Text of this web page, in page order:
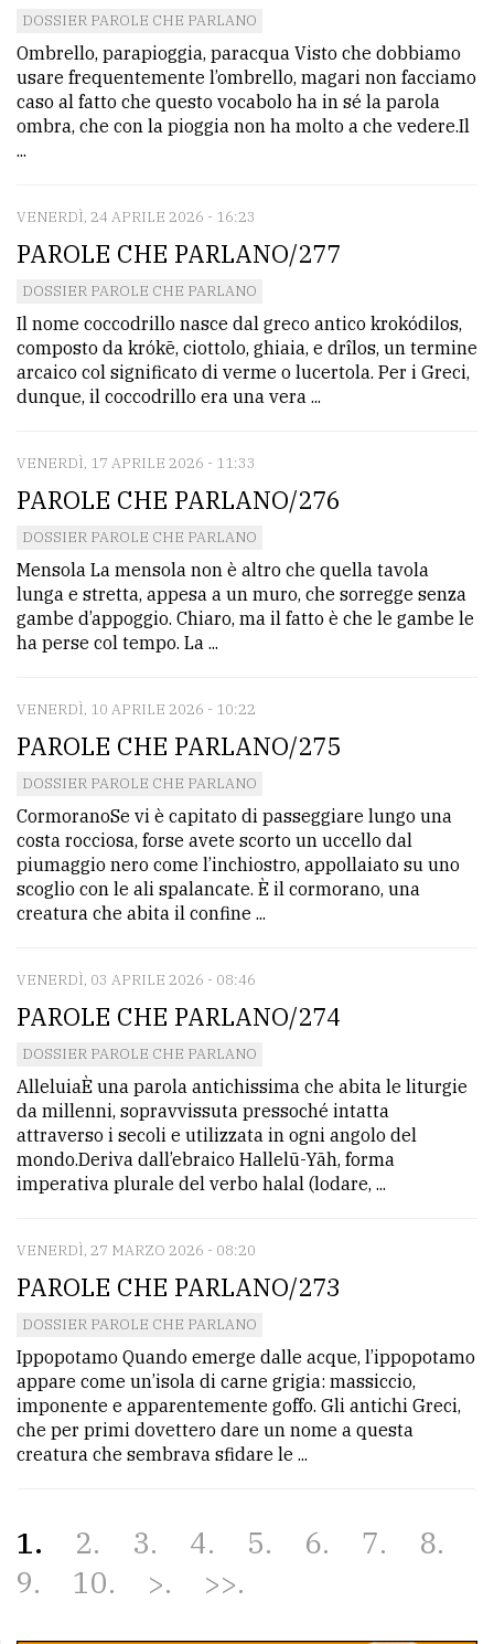
DOSSIER PAROLE CHE PARLANO
Ombrello, parapioggia, paracqua Visto che dobbiamo
usare frequentemente l’ombrello, magari non facciamo
caso al fatto che questo vocabolo ha in sé la parola
ombra, che con la pioggia non ha molto a che vedere.Il
...
VENERDÌ, 24 APRILE 2026 - 16:23
PAROLE CHE PARLANO/277
DOSSIER PAROLE CHE PARLANO
Il nome coccodrillo nasce dal greco antico krokódilos,
composto da krókē, ciottolo, ghiaia, e drîlos, un termine
arcaico col significato di verme o lucertola. Per i Greci,
dunque, il coccodrillo era una vera ...
VENERDÌ, 17 APRILE 2026 - 11:33
PAROLE CHE PARLANO/276
DOSSIER PAROLE CHE PARLANO
Mensola La mensola non è altro che quella tavola
lunga e stretta, appesa a un muro, che sorregge senza
gambe d’appoggio. Chiaro, ma il fatto è che le gambe le
ha perse col tempo. La ...
VENERDÌ, 10 APRILE 2026 - 10:22
PAROLE CHE PARLANO/275
DOSSIER PAROLE CHE PARLANO
CormoranoSe vi è capitato di passeggiare lungo una
costa rocciosa, forse avete scorto un uccello dal
piumaggio nero come l’inchiostro, appollaiato su uno
scoglio con le ali spalancate. È il cormorano, una
creatura che abita il confine ...
VENERDÌ, 03 APRILE 2026 - 08:46
PAROLE CHE PARLANO/274
DOSSIER PAROLE CHE PARLANO
AlleluiaÈ una parola antichissima che abita le liturgie
da millenni, sopravvissuta pressoché intatta
attraverso i secoli e utilizzata in ogni angolo del
mondo.Deriva dall’ebraico Hallelū-Yāh, forma
imperativa plurale del verbo halal (lodare, ...
VENERDÌ, 27 MARZO 2026 - 08:20
PAROLE CHE PARLANO/273
DOSSIER PAROLE CHE PARLANO
Ippopotamo Quando emerge dalle acque, l’ippopotamo
appare come un’isola di carne grigia: massiccio,
imponente e apparentemente goffo. Gli antichi Greci,
che per primi dovettero dare un nome a questa
creatura che sembrava sfidare le ...
1 2 3 4 5 6 7
8
9
10 > >>